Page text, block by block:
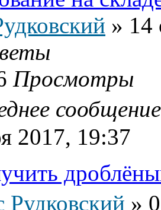
» 14
Просмотры
2017, 19:37
Рудковский »